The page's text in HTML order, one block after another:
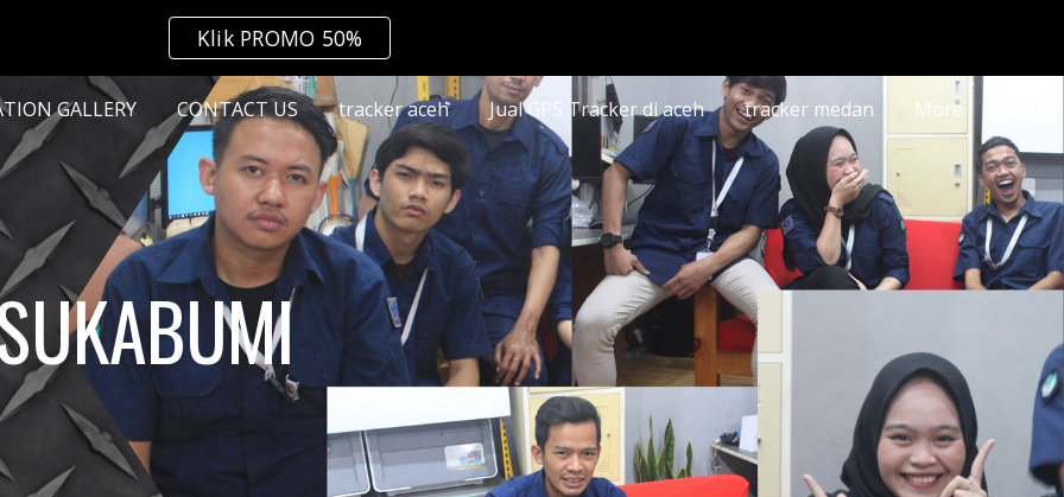
Klik PROMO 50%
GALLERY CONTACT US tracker aceh Jual GPS Tracker di aceh tracker medan More